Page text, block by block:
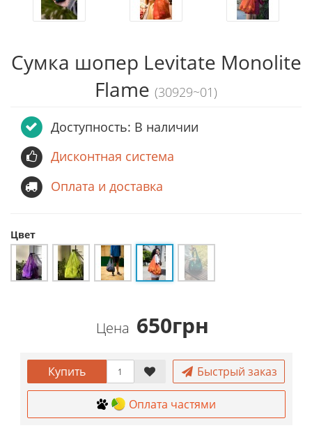
Сумка шопер Levitate Monolite
Flame (30929~01)
Доступность: В наличии
Дисконтная система
Оплата и доставка
Цвет
Цена 650грн
Купить Быстрый заказ
Оплата частями